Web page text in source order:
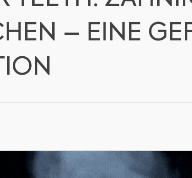
– EINE